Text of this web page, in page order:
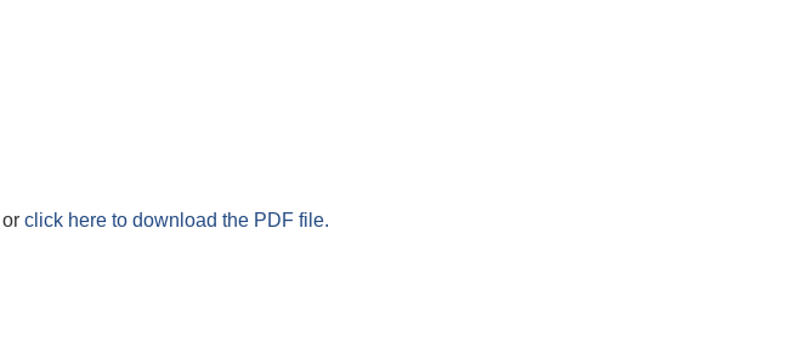
or click here to download the PDF file.